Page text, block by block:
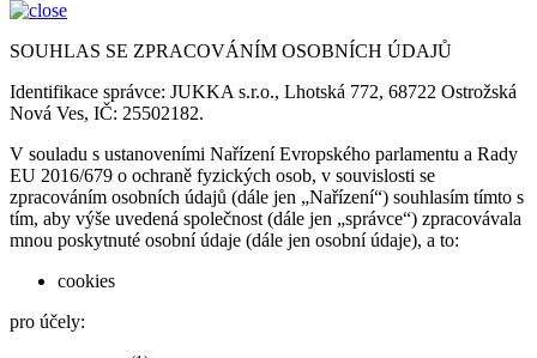
SOUHLAS SE ZPRACOVÁNÍM OSOBNÍCH ÚDAJŮ
Identifikace správce: JUKKA s.r.o., Lhotská 772, 68722 Ostrožská
Nová Ves, IČ: 25502182.
V souladu s ustanoveními Nařízení Evropského parlamentu a Rady
EU 2016/679 o ochraně fyzických osob, v souvislosti se
zpracováním osobních údajů (dále jen „Nařízení“) souhlasím tímto s
tím, aby výše uvedená společnost (dále jen „správce“) zpracovávala
mnou poskytnuté osobní údaje (dále jen osobní údaje), a to:
cookies
pro účely: